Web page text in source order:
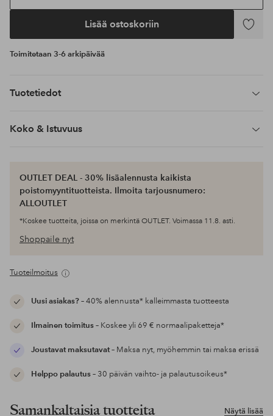
Lisää ostoskoriin
Lisää
Toimitetaan 3-6 arkipäivää
Tuotetiedot
Koko & Istuvuus
OUTLET DEAL - 30% lisäalennusta kaikista
poistomyyntituotteista. Ilmoita tarjousnumero:
ALLOUTLET
*Koskee tuotteita, joissa on merkintä OUTLET. Voimassa 11.8. asti.
Shoppaile nyt
Tuoteilmoitus
Uusi asiakas?– 40% alennusta* kalleimmasta tuotteesta
Ilmainen toimitus– Koskee yli 69 € normaalipaketteja*
Joustavat maksutavat– Maksa nyt, myöhemmin tai maksa erissä
Helppo palautus– 30 päivän vaihto- ja palautusoikeus*
Näytä lisää
Samankaltaisia tuotteita